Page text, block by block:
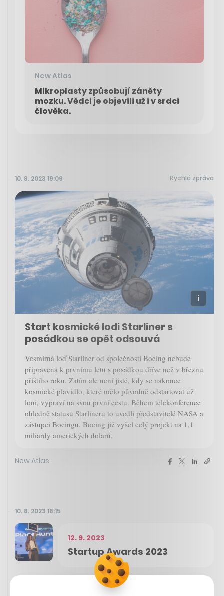
New Atlas
Mikroplasty způsobují záněty
mozku. Vědci je objevili už i v srdci
člověka.
10. 8. 2023 19:09 Rychlá zpráva
Start kosmické lodi Starliner s
posádkou se opět odsouvá
Vesmírná loď Starliner od společnosti Boeing nebude
připravena k prvnímu letu s posádkou dříve než v březnu
příštího roku. Zatím ale není jisté, kdy se nakonec
kosmické plavidlo, které mělo původně odstartovat už
loni, vypraví na svou první cestu. Během telekonference
ohledně statusu Starlineru to uvedli představitelé NASA a
zástupci Boeingu. Boeing již vyšel celý projekt na 1,1
miliardy amerických dolarů.
New Atlas
10. 8. 2023 18:15
12. 9. 2023
Startup Awards 2023